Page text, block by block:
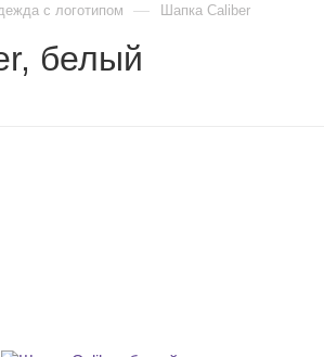
с логотипом — Шапка Caliber
белый